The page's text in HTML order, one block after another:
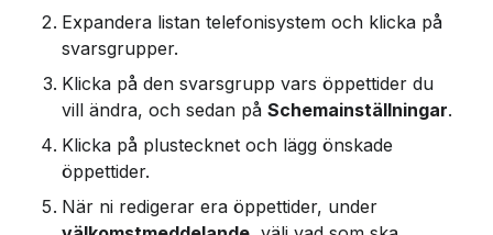
Expandera listan telefonisystem och klicka på
svarsgrupper.
Klicka på den svarsgrupp vars öppettider du
vill ändra, och sedan på Schemainställningar.
Klicka på plustecknet och lägg önskade
öppettider.
När ni redigerar era öppettider, under